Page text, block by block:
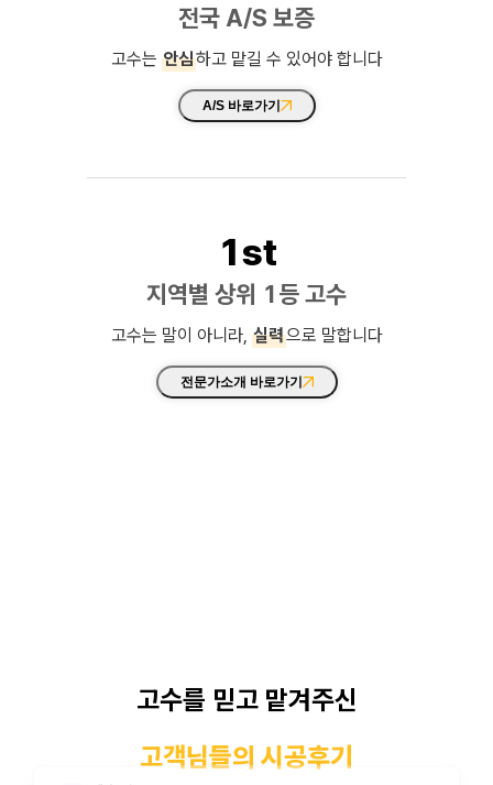
전국 A/S 보증
고수는 안심하고 맡길 수 있어야 합니다
A/S 바로가기
1st
지역별 상위 1등 고수
고수는 말이 아니라, 실력으로 말합니다
전문가소개 바로가기
고수를 믿고 맡겨주신
고객님들의 시공후기